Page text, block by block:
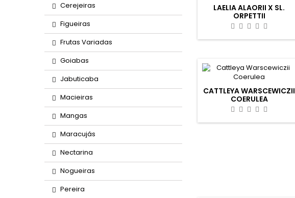
Cerejeiras
Figueiras
Frutas Variadas
Goiabas
Jabuticaba
Macieiras
Mangas
Maracujás
Nectarina
Nogueiras
Pereira
LAELIA ALAORII X SL.
ORPETTII
CATTLEYA WARSCEWICZII
COERULEA